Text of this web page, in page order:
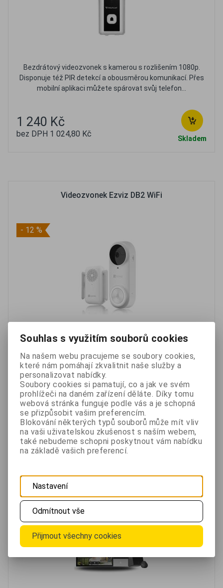
Bezdrátový videozvonek s kamerou s rozlišením 1080p.
Disponuje též PIR detekcí a obousměrou komunikací. Přes
mobilní aplikaci můžete spárovat svůj telefon...
1 240 Kč
bez DPH 1 024,80 Kč Skladem
Videozvonek Ezviz DB2 WiFi
- 12 %
Bateriový videozvonek Ezviz s mobilní aplikaci, PIR čidlem,
obousměrnou komunikací a širokým záběrem kamery
176°....
3 400 Kč
2 981,60 Kč
bez DPH 2 464,10 Kč
Není skladem
Oblíbené Porovnat
Souhlas s využitím souborů cookies
Na našem webu pracujeme se soubory cookies,
které nám pomáhají zkvalitnit naše služby a
personalizovat nabídky.
Soubory cookies si pamatují, co a jak ve svém
prohlížeči na daném zařízení děláte. Díky tomu
webová stránka funguje podle vás a je schopná
se přizpůsobit vašim preferencím.
Blokování některých typů souborů může mít vliv
na vaši uživatelskou zkušenost s naším webem,
také nebudeme schopni poskytnout vám nabídku
na základě vašich preferencí.
Nastavení
Odmítnout vše
Přijmout všechny cookies